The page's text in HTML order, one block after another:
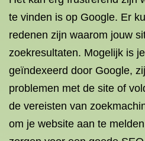
te vinden is op Google. Er
redenen zijn waarom jouw
zoekresultaten. Mogelijk is
geïndexeerd door Google,
problemen met de site of
de vereisten van
om je website aan te